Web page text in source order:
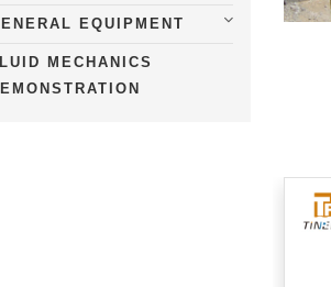
EQUIPMENT
MECHANICS